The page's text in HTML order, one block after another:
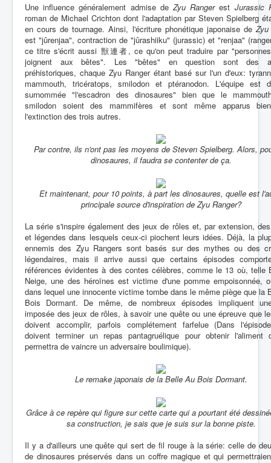
Une influence généralement admise de Zyu Rangerest Jurassic
roman de Michael Crichton dont l'adaptation par Steven Spielberg
en cours de tournage. Ainsi, l'écriture phonétique japonaise de
est "jûrenjaa", contraction de "jûrashiiku" (jurassic) et "renjaa"
ce titre s'écrit aussi 獣連者, ce qu'on peut traduire par
joignent aux bêtes". Les "bêtes" en question sont des
préhistoriques, chaque Zyu Ranger étant basé sur l'un d'eux:
mammouth, tricératops, smilodon et ptéranodon. L'équipe est
surnommée "l'escadron des dinosaures" bien que le
smilodon soient des mammifères et sont même apparus
l'extinction des trois autres.
Par contre, ils n'ont pas les moyens de Steven Spielberg. Alors,
dinosaures, il faudra se contenter de ça.
Et maintenant, pour 10 points, à part les dinosaures, quelle est
principale source d'inspiration de Zyu Ranger?
La série s'inspire également des jeux de rôles et, par extension,
et légendes dans lesquels ceux-ci piochent leurs idées. Déjà, la
ennemis des Zyu Rangers sont basés sur des mythes ou des
légendaires, mais il arrive aussi que certains épisodes
références évidentes à des contes célèbres, comme le 13 où, telle
Neige, une des héroïnes est victime d'une pomme empoisonnée,
dans lequel une innocente victime tombe dans le même piège que la
Bois Dormant. De même, de nombreux épisodes impliquent
imposée des jeux de rôles, à savoir une quête ou une épreuve que
doivent accomplir, parfois complétement farfelue (Dans
doivent terminer un repas pantagruélique pour obtenir l'aliment
permettra de vaincre un adversaire boulimique).
Le remake japonais de la Belle Au Bois Dormant.
Grâce à ce repère qui figure sur cette carte qui a pourtant été
sa construction, je sais que je suis sur la bonne piste.
Il y a d'ailleurs une quête qui sert de fil rouge à la série: celle de
de dinosaures préservés dans un coffre magique et qui